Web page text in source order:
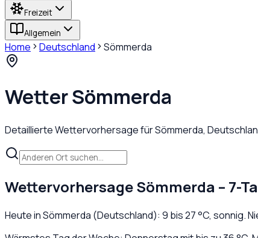
Freizeit
Allgemein
Home Deutschland Sömmerda
WetterSömmerda
Detaillierte Wettervorhersage fürSömmerda,
WettervorhersageSömmerda – 7-
Heute inSömmerda (Deutschland): 9 bis27°C, sonnig.